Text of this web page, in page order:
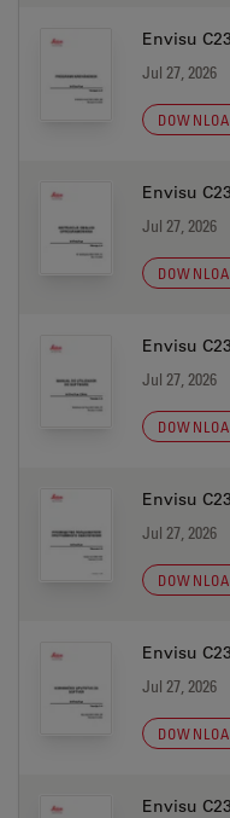
Envisu
Jul 27, 2026
Envisu
Jul 27, 2026
Envisu
Jul 27, 2026
Envisu
Jul 27, 2026
Envisu
Jul 27, 2026
Envisu